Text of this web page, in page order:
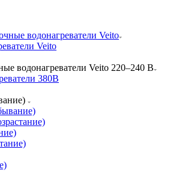
водонагреватели Veito
Veito
водонагреватели Veito 220–240 В
380В